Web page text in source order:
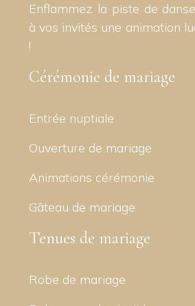
Enflammez la piste de
à vos invités une animation
!
Cérémonie de mariage
Entrée nuptiale
Ouverture de mariage
Animations cérémonie
Gâteau de mariage
Tenues de mariage
Robe de mariage